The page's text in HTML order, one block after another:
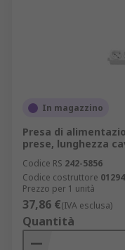
In magazzino
Presa di
prese, lunghezza
Codice RS 242-5856
Codice costruttore
Prezzo per 1 unità
37,86 €(IVA esclusa)
Quantità